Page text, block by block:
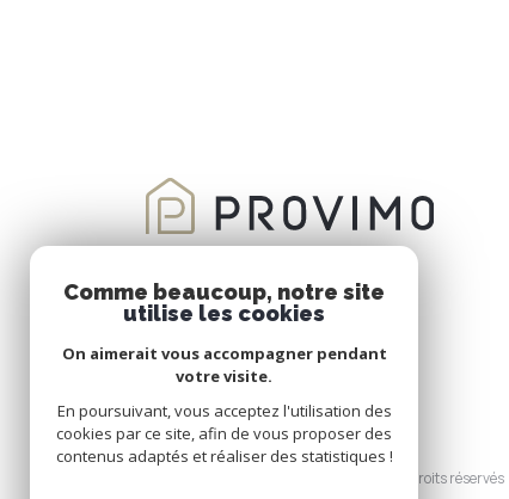
© 2026 | Tous droits réservés
Comme beaucoup, notre site
utilise les cookies
On aimerait vous accompagner pendant
votre visite.
En poursuivant, vous acceptez l'utilisation des
cookies par ce site, afin de vous proposer des
contenus adaptés et réaliser des statistiques !